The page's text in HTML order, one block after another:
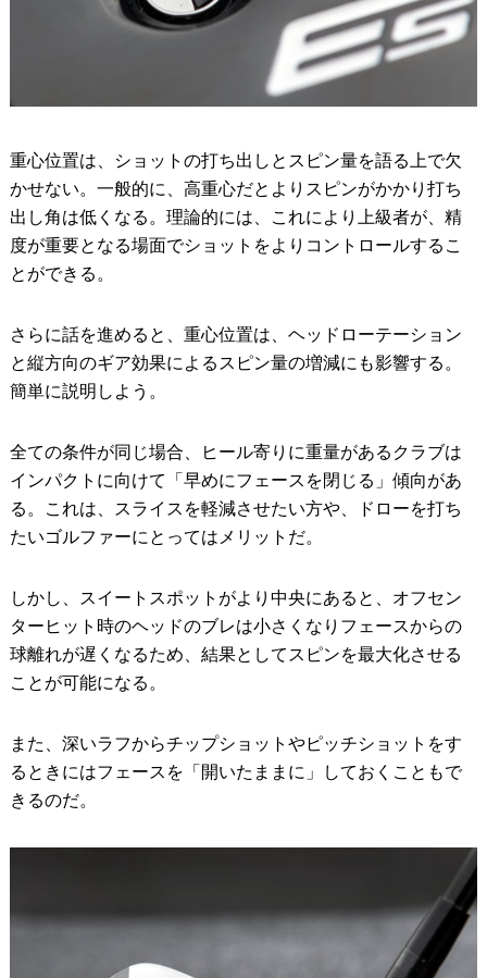
重心位置は、ショットの打ち出しとスピン量を語る上で欠
かせない。一般的に、高重心だとよりスピンがかかり打ち
出し角は低くなる。理論的には、これにより上級者が、精
度が重要となる場面でショットをよりコントロールするこ
とができる。
さらに話を進めると、重心位置は、ヘッドローテーション
と縦方向のギア効果によるスピン量の増減にも影響する。
簡単に説明しよう。
全ての条件が同じ場合、ヒール寄りに重量があるクラブは
インパクトに向けて「早めにフェースを閉じる」傾向があ
る。これは、スライスを軽減させたい方や、ドローを打ち
たいゴルファーにとってはメリットだ。
しかし、スイートスポットがより中央にあると、オフセン
ターヒット時のヘッドのブレは小さくなりフェースからの
球離れが遅くなるため、結果としてスピンを最大化させる
ことが可能になる。
また、深いラフからチップショットやピッチショットをす
るときにはフェースを「開いたままに」しておくこともで
きるのだ。